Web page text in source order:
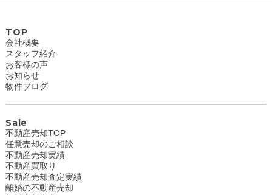
TOP
会社概要
スタッフ紹介
お客様の声
お知らせ
物件ブログ
Sale
不動産売却TOP
任意売却のご相談
不動産売却実績
不動産買取り
不動産売却査定実績
離婚の不動産売却